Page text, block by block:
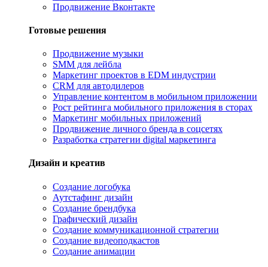
Продвижение Вконтакте
Готовые решения
Продвижение музыки
SMM для лейбла
Маркетинг проектов в EDM индустрии
CRM для автодилеров
Управление контентом в мобильном приложении
Рост рейтинга мобильного приложения в сторах
Маркетинг мобильных приложений
Продвижение личного бренда в соцсетях
Разработка стратегии digital маркетинга
Дизайн и креатив
Создание логобука
Аутстафинг дизайн
Создание брендбука
Графический дизайн
Создание коммуникационной стратегии
Создание видеоподкастов
Создание анимации